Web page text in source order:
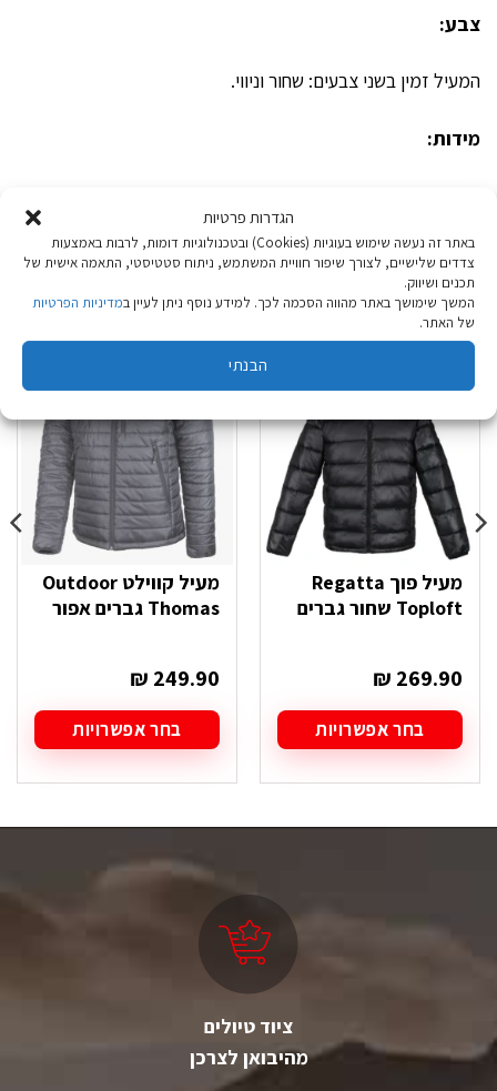
הגדרות פרטיות
באתר זה נעשה שימוש בעוגיות (Cookies) ובטכנולוגיות דומות, לרבות באמצעות
צדדים שלישיים, לצורך שיפור חוויית המשתמש, ניתוח סטטיסטי, התאמה אישית של
תכנים ושיווק.
המשך שימושך באתר מהווה הסכמה לכך. למידע נוסף ניתן לעיין במדיניות הפרטיות
של האתר.
הבנתי
צבע:
המעיל זמין בשני צבעים: שחור וניווי.
מידות:
מוצרים קשורים
מעיל פוך Regatta
Toploft שחור גברים
₪ 269.90
בחר אפשרויות
זה
מספר
האפשרויות
מעיל קווילט Outdoor
Thomas גברים אפור
₪ 249.90
בחר אפשרויות
זה
מספר
ניתן
לבחור
האפשרויות
המוצר
ציוד טיולים
מהיבואן לצרכן